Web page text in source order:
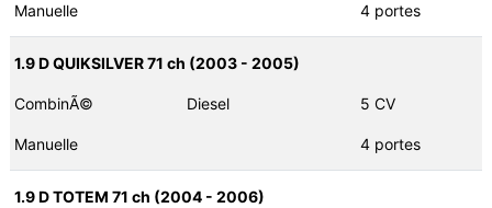
Manuelle 4 portes
1.9 D QUIKSILVER 71 ch (2003 - 2005)
CombinÃ© Diesel 5 CV
Manuelle 4 portes
1.9 D TOTEM 71 ch (2004 - 2006)